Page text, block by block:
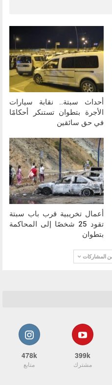
أحداث سبتة.. نقابة سيارات
الأجرة بتطوان تستنكر أحكامًا
في حق سائقين
أعمال تخريبية قرب باب سبتة
تقود 25 شخصًا إلى المحاكمة
بتطوان
المشاركات
399k
مشترك
478k
متابع